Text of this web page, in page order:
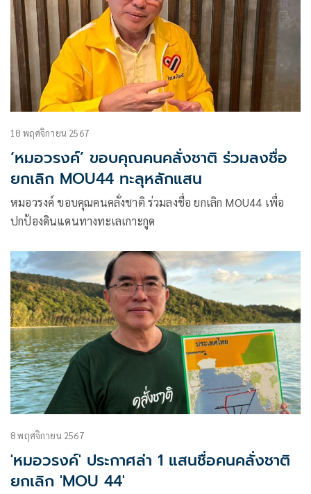
18 พฤศจิกายน 2567
‘หมอวรงค์’ ขอบคุณคนคลั่งชาติ ร่วมลงชื่อ
ยกเลิก MOU44 ทะลุหลักแสน
หมอวรงค์ ขอบคุณคนคลั่งชาติ ร่วมลงชื่อ ยกเลิก MOU44 เพื่อ
ปกป้องดินแดนทางทะเลเกาะกูด
8 พฤศจิกายน 2567
'หมอวรงค์' ประกาศล่า 1 แสนชื่อคนคลั่งชาติ
ยกเลิก 'MOU 44'